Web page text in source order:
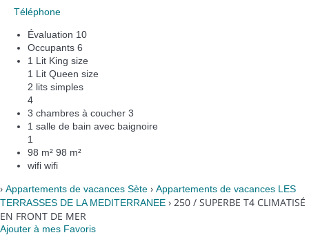
Téléphone
Évaluation 10
Occupants 6
1 Lit King size
1 Lit Queen size
2 lits simples
4
3 chambres à coucher 3
1 salle de bain avec baignoire
1
98 m² 98 m²
wifi wifi
› Appartements de vacances Sète › Appartements de vacances LES
TERRASSES DE LA MEDITERRANEE › 250 / SUPERBE T4 CLIMATISÉ
EN FRONT DE MER
Ajouter à mes Favoris